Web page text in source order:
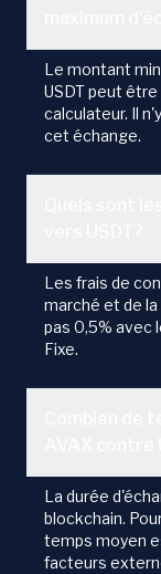
Le montant
USDT peut
calculateur. Il
cet échange.
Les frais de
marché et de
pas 0,5% avec
Fixe.
La durée
blockchain.
temps moyen
facteurs